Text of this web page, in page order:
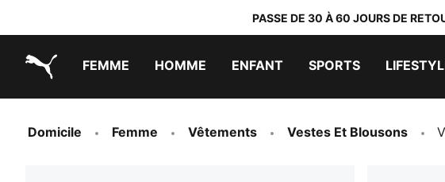
PASSE DE 30 À 60 JOURS DE
FEMME HOMME ENFANT SPORTS
Domicile Femme Vêtements Vestes Et Blousons